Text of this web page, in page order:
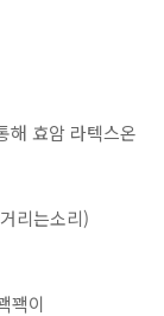
해 효암 라텍스온
리는소리)
꽥이